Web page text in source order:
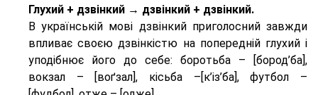
Глухий + дзвінкий → дзвінкий + дзвінкий.
В українській мові дзвінкий приголосний завжди
впливає своєю дзвінкістю на попередній глухий і
уподібнює його до себе: боротьба – [бород’ба],
вокзал – [воґзал], кісьба –[к’із’ба], футбол –